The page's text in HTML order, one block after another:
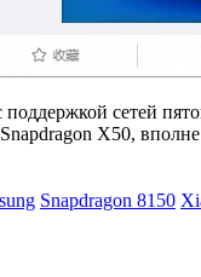
поддержкой сетей
X50,
Snapdragon 8150